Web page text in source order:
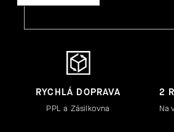
RYCHLÁ DOPRAVA
PPL a Zásilkovna
2
Na